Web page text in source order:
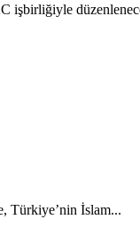
işbirliğiyle
Türkiye’nin İslam...